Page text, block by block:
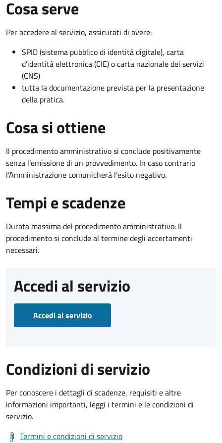
Cosa serve
Per accedere al servizio, assicurati di avere:
SPID (sistema pubblico di identità digitale), carta
d’identità elettronica (CIE) o carta nazionale dei servizi
(CNS)
tutta la documentazione prevista per la presentazione
della pratica.
Cosa si ottiene
Il procedimento amministrativo si conclude positivamente
senza l’emissione di un provvedimento. In caso contrario
l’Amministrazione comunicherà l’esito negativo.
Tempi e scadenze
Durata massima del procedimento amministrativo: Il
procedimento si conclude al termine degli accertamenti
necessari.
Accedi al servizio
Accedi al servizio
Condizioni di servizio
Per conoscere i dettagli di scadenze, requisiti e altre
informazioni importanti, leggi i termini e le condizioni di
servizio.
Termini e condizioni di servizio